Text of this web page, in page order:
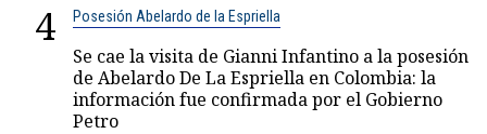
4 Posesión Abelardo de la Espriella
Se cae la visita de Gianni Infantino a la posesión
de Abelardo De La Espriella en Colombia: la
información fue confirmada por el Gobierno
Petro